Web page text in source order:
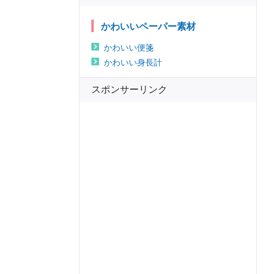
かわいいペーパー素材
かわいい便箋
かわいい身長計
スポンサーリンク